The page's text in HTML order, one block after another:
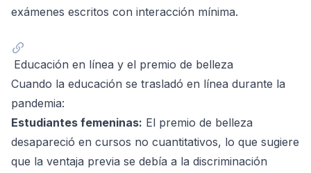
exámenes escritos con interacción mínima.
Educación en línea y el premio de belleza
Cuando la educación se trasladó en línea durante la
pandemia:
Estudiantes femeninas: El premio de belleza
desapareció en cursos no cuantitativos, lo que sugiere
que la ventaja previa se debía a la discriminación